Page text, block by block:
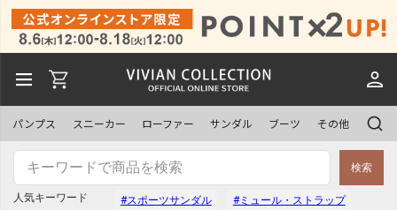
パンプス スニーカー ローファー サンダル ブーツ その他
検索
人気キーワード #スポーツサンダル
#ミュール・ストラップ